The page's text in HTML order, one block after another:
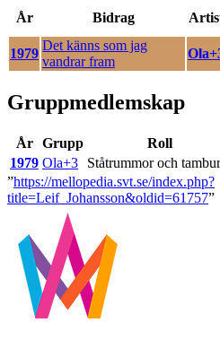
År Bidrag
1979
Det känns som jag
vandrar fram
Gruppmedlemskap
År Grupp
Roll
1979 Ola+3 Ståtrummor och
”https://mellopedia.svt.se/index.php?
title=Leif_Johansson&oldid=61757”